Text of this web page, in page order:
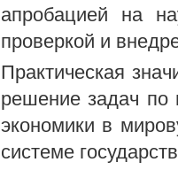
апробацией на
проверкой и
Практическая
решение задач по
экономики в
системе